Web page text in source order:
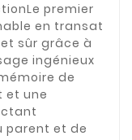
premier
en transat
sûr grâce à
ingénieux
de
et une
parent et de